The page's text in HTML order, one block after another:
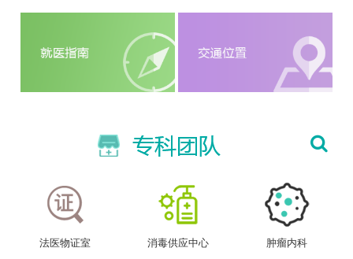
法医物证室 消毒供应中心 肿瘤内科